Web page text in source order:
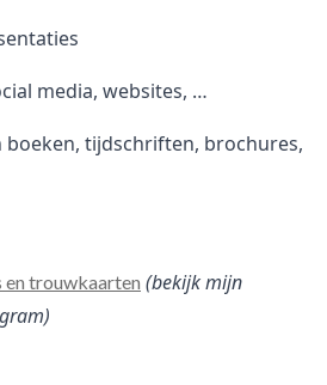
media, websites, …
boeken, tijdschriften, brochures,
trouwkaarten (bekijk mijn